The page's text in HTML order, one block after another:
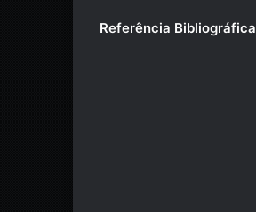
Referência Bibliográfica